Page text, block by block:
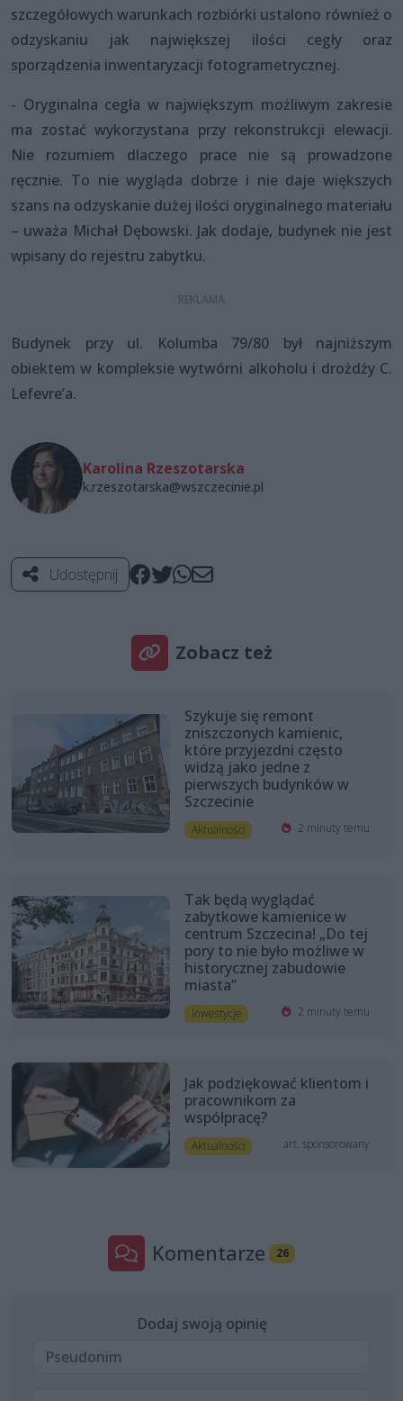
szczegółowych warunkach rozbiórki ustalono również o
odzyskaniu jak największej ilości cegły oraz
sporządzenia inwentaryzacji fotogrametrycznej.
- Oryginalna cegła w największym możliwym zakresie
ma zostać wykorzystana przy rekonstrukcji elewacji.
Nie rozumiem dlaczego prace nie są prowadzone
ręcznie. To nie wygląda dobrze i nie daje większych
szans na odzyskanie dużej ilości oryginalnego materiału
– uważa Michał Dębowski. Jak dodaje, budynek nie jest
wpisany do rejestru zabytku.
Budynek przy ul. Kolumba 79/80 był najniższym
obiektem w kompleksie wytwórni alkoholu i drożdży C.
Lefevre’a.
Karolina Rzeszotarska
k.rzeszotarska@wszczecinie.pl
Udostępnij
Zobacz też
Szykuje się remont
zniszczonych kamienic,
które przyjezdni często
widzą jako jedne z
pierwszych budynków w
Szczecinie
Aktualności 2 minuty temu
Tak będą wyglądać
zabytkowe kamienice w
centrum Szczecina! „Do tej
pory to nie było możliwe w
historycznej zabudowie
miasta”
Inwestycje 2 minuty temu
Jak podziękować klientom i
pracownikom za
współpracę?
Aktualności art. sponsorowany
Komentarze 26
Dodaj swoją opinię